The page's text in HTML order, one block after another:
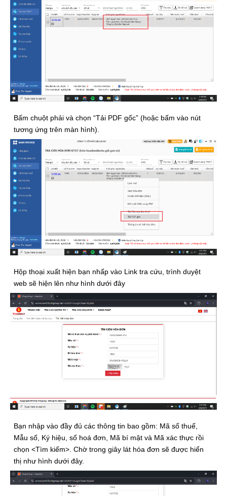
Bấm chuột phải và chọn “Tải PDF gốc” (hoặc bấm vào nút
tương ứng trên màn hình).
Hộp thoại xuất hiện bạn nhấp vào Link tra cứu, trình duyệt
web sẽ hiện lên như hình dưới đây
Bạn nhập vào đầy đủ các thông tin bao gồm: Mã số thuế,
Mẫu số, Ký hiệu, số hoá đơn, Mã bí mật và Mã xác thực rồi
chọn <Tìm kiếm>. Chờ trong giây lát hóa đơn sẽ được hiển
thị như hình dưới đây.